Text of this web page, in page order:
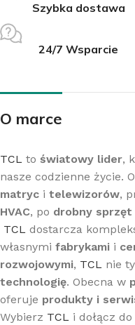
Szybka dostawa
24/7 Wsparcie
O marce
TCL to światowy lider,
nasze codzienne życie.
matryc i telewizorów,
HVAC, po drobny sprzęt
TCL dostarcza
własnymi fabrykami i
rozwojowymi, TCL nie
technologię. Obecna w
oferuje produkty i
Wybierz TCL i dołącz